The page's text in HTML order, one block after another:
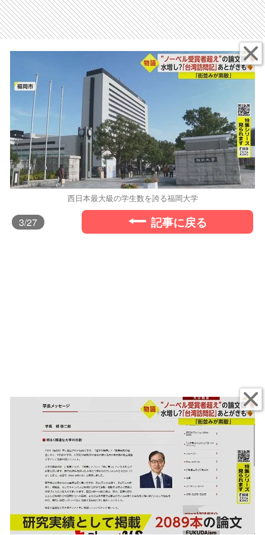
西日本最大級の学生数を誇る福岡大学
3/27 記事に戻る